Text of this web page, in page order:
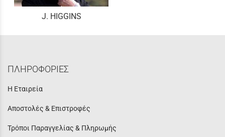
J. HIGGINS
ΠΛΗΡΟΦΟΡΙΕΣ
Η Εταιρεία
Αποστολές & Επιστροφές
Τρόποι Παραγγελίας & Πληρωμής